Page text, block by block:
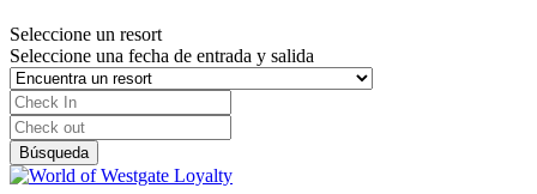
Seleccione un resort
Seleccione una fecha de entrada y salida